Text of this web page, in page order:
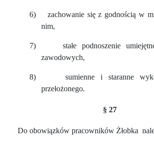
6)
zachowanie się z godnością w
nim,
7)
stałe podnoszenie
zawodowych,
8)
sumienne i staranne
przełożonego.
§ 27
Do obowiązków pracowników Żłobka